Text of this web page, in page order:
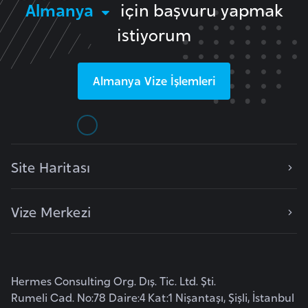
Almanya
için başvuru yapmak
istiyorum
Almanya Vize İşlemleri
Site Haritası
Vize Merkezi
Hermes Consulting Org. Dış. Tic. Ltd. Şti.
Rumeli Cad. No:78 Daire:4 Kat:1 Nişantaşı, Şişli, İstanbul
r
y
e
y
C